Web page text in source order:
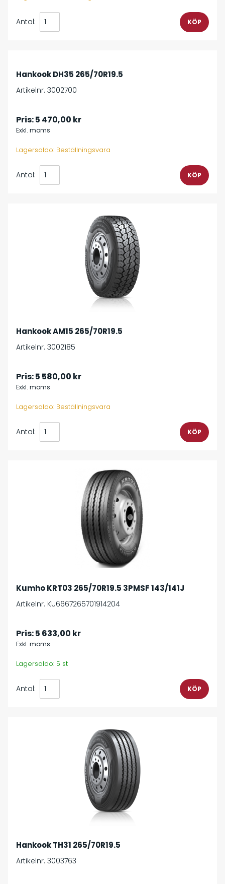
Antal:
Hankook DH35 265/70R19.5
Artikelnr. 3002700
Pris:5 470,00 kr
Exkl. moms
Lagersaldo: Beställningsvara
Antal:
Hankook AM15 265/70R19.5
Artikelnr. 3002185
Pris:5 580,00 kr
Exkl. moms
Lagersaldo: Beställningsvara
Antal:
Kumho KRT03 265/70R19.5 3PMSF 143/141J
Artikelnr. KU6667265701914204
Pris:5 633,00 kr
Exkl. moms
Lagersaldo: 5 st
Antal:
Hankook TH31 265/70R19.5
Artikelnr. 3003763